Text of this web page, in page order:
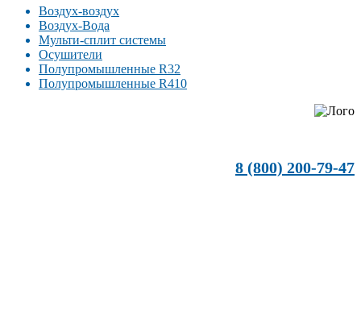
Воздух-воздух
Воздух-Вода
Мульти-сплит системы
Осушители
Полупромышленные R32
Полупромышленные R410
8 (800) 200-79-47